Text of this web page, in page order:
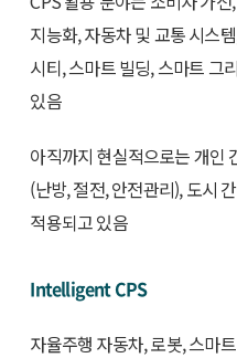
지능화, 자동차 및 교통 시스
시티, 스마트 빌딩, 스마트 그
있음
아직까지 현실적으로는 개인
(난방, 절전, 안전관리), 도시
적용되고 있음
Intelligent CPS
자율주행 자동차, 로봇, 스마